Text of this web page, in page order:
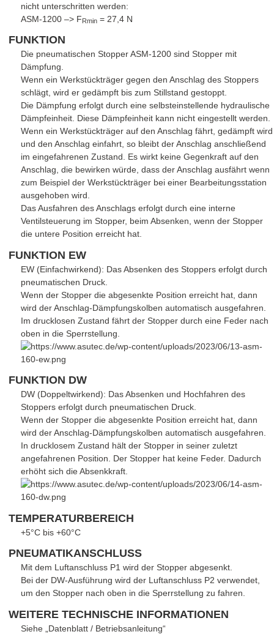
nicht unterschritten werden:
ASM-1200 –> F Rmin = 27,4 N
FUNKTION
Die pneumatischen Stopper ASM-1200 sind Stopper mit
Dämpfung.
Wenn ein Werkstückträger gegen den Anschlag des Stoppers
schlägt, wird er gedämpft bis zum Stillstand gestoppt.
Die Dämpfung erfolgt durch eine selbsteinstellende hydraulische
Dämpfeinheit. Diese Dämpfeinheit kann nicht eingestellt werden.
Wenn ein Werkstückträger auf den Anschlag fährt, gedämpft wird
und den Anschlag einfahrt, so bleibt der Anschlag anschließend
im eingefahrenen Zustand. Es wirkt keine Gegenkraft auf den
Anschlag, die bewirken würde, dass der Anschlag ausfährt wenn
zum Beispiel der Werkstückträger bei einer Bearbeitungsstation
ausgehoben wird.
Das Ausfahren des Anschlags erfolgt durch eine interne
Ventilsteuerung im Stopper, beim Absenken, wenn der Stopper
die untere Position erreicht hat.
FUNKTION EW
EW (Einfachwirkend): Das Absenken des Stoppers erfolgt durch
pneumatischen Druck.
Wenn der Stopper die abgesenkte Position erreicht hat, dann
wird der Anschlag-Dämpfungskolben automatisch ausgefahren.
Im drucklosen Zustand fährt der Stopper durch eine Feder nach
oben in die Sperrstellung.
FUNKTION DW
DW (Doppeltwirkend): Das Absenken und Hochfahren des
Stoppers erfolgt durch pneumatischen Druck.
Wenn der Stopper die abgesenkte Position erreicht hat, dann
wird der Anschlag-Dämpfungskolben automatisch ausgefahren.
In drucklosem Zustand hält der Stopper in seiner zuletzt
angefahrenen Position. Der Stopper hat keine Feder. Dadurch
erhöht sich die Absenkkraft.
TEMPERATURBEREICH
+5°C bis +60°C
PNEUMATIKANSCHLUSS
Mit dem Luftanschluss P1 wird der Stopper abgesenkt.
Bei der DW-Ausführung wird der Luftanschluss P2 verwendet,
um den Stopper nach oben in die Sperrstellung zu fahren.
WEITERE TECHNISCHE INFORMATIONEN
Siehe „Datenblatt / Betriebsanleitung“